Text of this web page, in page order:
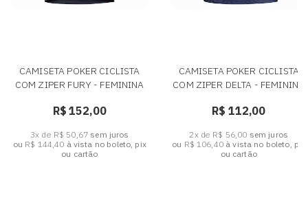
CAMISETA POKER CICLISTA
COM ZIPER FURY - FEMININA
R$ 152,00
3x de R$ 50,67 sem juros
ou R$ 144,40 à vista no boleto, pix
ou cartão
CAMISETA POKER CICLISTA
COM ZIPER DELTA - FEMININA
R$ 112,00
2x de R$ 56,00 sem juros
ou R$ 106,40à vista no boleto, pix
ou cartão